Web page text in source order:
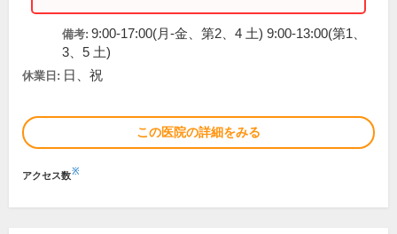
備考: 9:00-17:00(月-金、第2、4 土) 9:00-13:00(第1、
3、5 土)
休業日: 日、祝
この医院の詳細をみる
アクセス数※